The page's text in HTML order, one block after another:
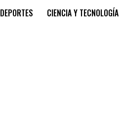
DEPORTES CIENCIA Y TECNOLOGÍA